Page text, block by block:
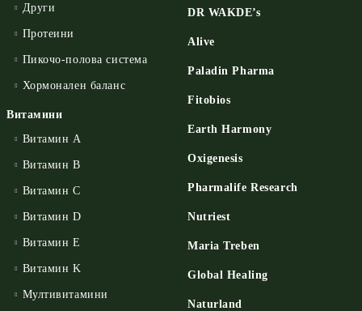
Други
Протеини
Пикочо-полова система
Хормонален баланс
Витамини
Витамин А
Витамин B
Витамин C
Витамин D
Витамин E
Витамин K
Мултивитамини
DR WAKDE’s
Alive
Paladin Pharma
Fitobios
Earth Harmony
Oxigenesis
Pharmalife Research
Nutriest
Maria Treben
Global Healing
Naturland